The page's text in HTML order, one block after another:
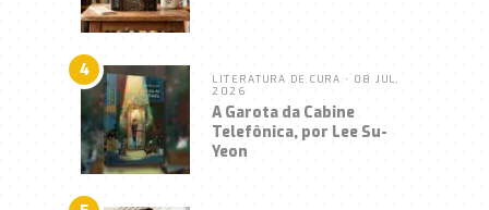
4 LITERATURA DE CURA • 08 JUL,
2026
A Garota da Cabine
Telefônica, por Lee Su-
Yeon